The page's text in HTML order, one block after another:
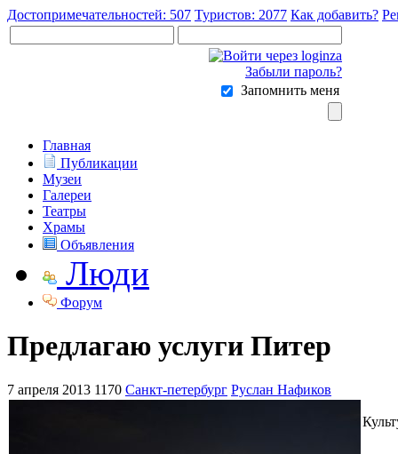
Достопримечательностей: 507 Туристов: 2077 Как добавить?
Забыли пароль?
Запомнить меня
Главная
Публикации
Музеи
Галереи
Театры
Храмы
Объявления
Люди
Форум
Предлагаю услуги Питер
7 апреля 2013 1170 Санкт-петербург Руслан Нафиков